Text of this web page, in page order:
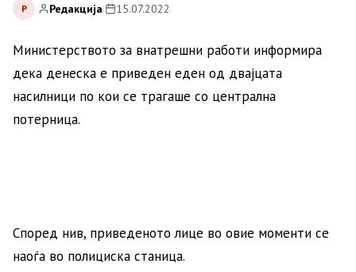
Р Редакција| 15.07.2022
Министерството за внатрешни работи информира
дека денеска е приведен еден од двајцата
насилници по кои се трагаше со централна
потерница.
Според нив, приведеното лице во овие моменти се
наоѓа во полициска станица.